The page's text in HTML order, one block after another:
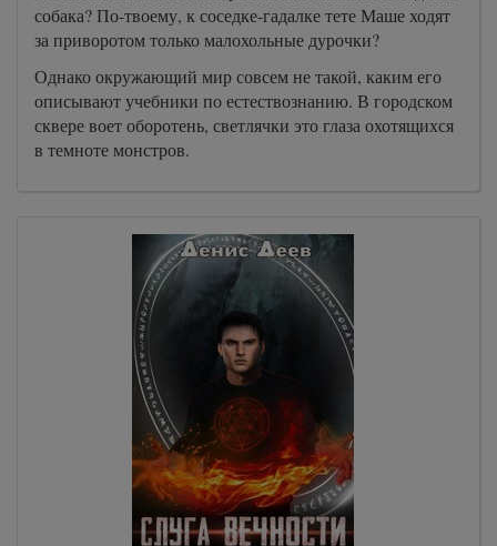
собака? По-твоему, к соседке-гадалке тете Маше ходят
за приворотом только малохольные дурочки?
Однако окружающий мир совсем не такой, каким его
описывают учебники по естествознанию. В городском
сквере воет оборотень, светлячки это глаза охотящихся
в темноте монстров.